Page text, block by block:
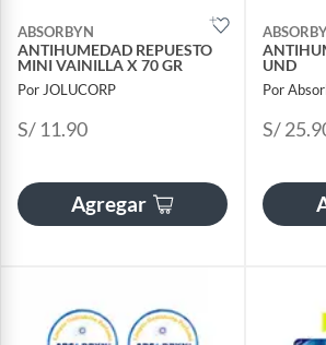
ABSORBYN
ANTIHUMEDAD REPUESTO
MINI VAINILLA X 70 GR
Por JOLUCORP
S/ 11.90
Agregar
UND
Por
S/